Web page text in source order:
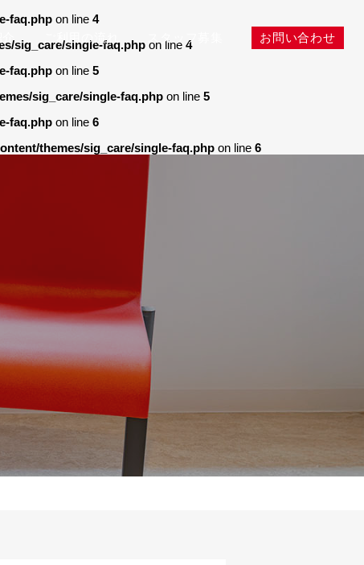
faq.php on line 4
sig_care/single-faq.php on line 4
faq.php on line 5
sig_care/single-faq.php on line 5
faq.php on line 6
themes/sig_care/single-faq.php on line 6
介 ご利用の流れ スタッフ募集 お問い合わせ